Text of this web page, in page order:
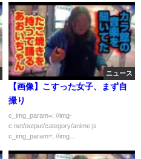
ニュース
【画像】こすった女子、まず自
撮り
c_img_param=; //img-
c.net/output/category/anime.js
c_img_param=; //img...